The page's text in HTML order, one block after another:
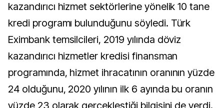
kazandırıcı hizmet sektörlerine yönelik 10 tane
kredi programı bulunduğunu söyledi. Türk
Eximbank temsilcileri, 2019 yılında döviz
kazandırıcı hizmetler kredisi finansman
programında, hizmet ihracatının oranının yüzde
24 olduğunu, 2020 yılının ilk 6 ayında bu oranın
yüzde 23 olarak gerçekleştiği bilgisini de verdi.